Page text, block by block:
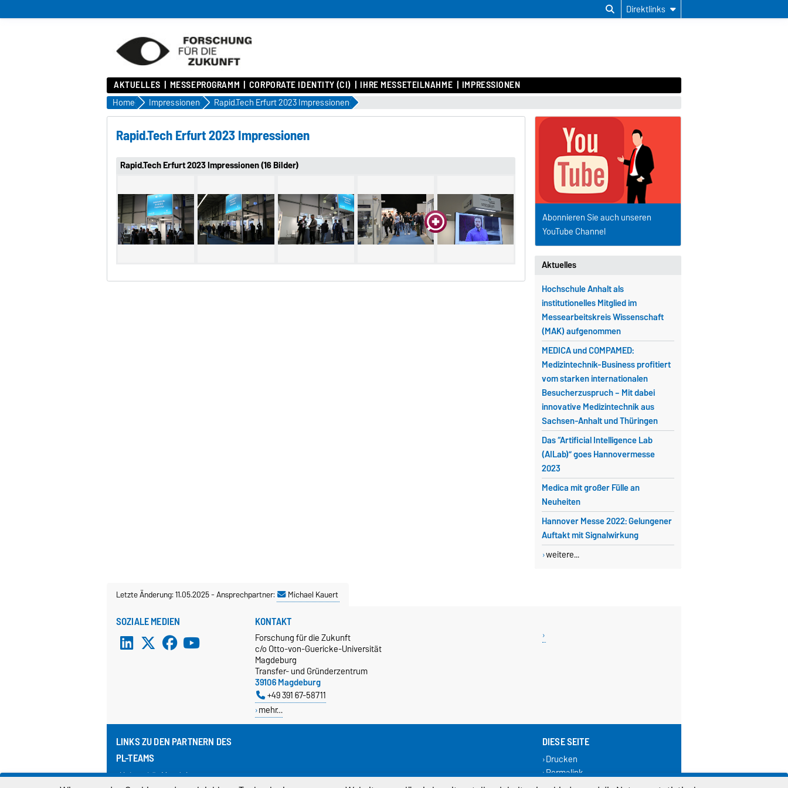
Direktlinks
AKTUELLES MESSEPROGRAMM CORPORATE IDENTITY (CI) IHRE MESSETEILNAHME IMPRESSIONEN
Home Impressionen Rapid.Tech Erfurt 2023 Impressionen
Rapid.Tech Erfurt 2023 Impressionen
Rapid.Tech Erfurt 2023 Impressionen (16 Bilder)
Aktuelles
Hochschule Anhalt als
institutionelles Mitglied im
Messearbeitskreis Wissenschaft
(MAK) aufgenommen
MEDICA und COMPAMED:
Medizintechnik-Business profitiert
vom starken internationalen
Besucherzuspruch – Mit dabei
innovative Medizintechnik aus
Sachsen-Anhalt und Thüringen
Das “Artificial Intelligence Lab
(AILab)” goes Hannovermesse
2023
Medica mit großer Fülle an
Neuheiten
Hannover Messe 2022: Gelungener
Auftakt mit Signalwirkung
weitere...
Abonnieren Sie auch unseren
YouTube Channel
Letzte Änderung: 11.05.2025-Ansprechpartner: Michael Kauert
SOZIALE MEDIEN KONTAKT
Forschung für die Zukunft
c/o Otto-von-Guericke-Universität
Magdeburg
Transfer- und Gründerzentrum
39106 Magdeburg
+49 391 67-58711
mehr…
LINKS ZU DEN PARTNERN DES
PL-TEAMS
Universität Magdeburg
DIESE SEITE
Drucken
Permalink